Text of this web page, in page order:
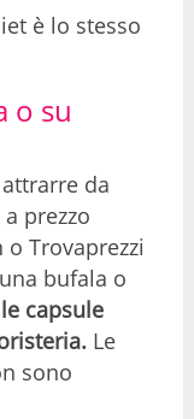
è lo stesso
o su
da
prezzo
Trovaprezzi
bufala o
capsule
Le
sono